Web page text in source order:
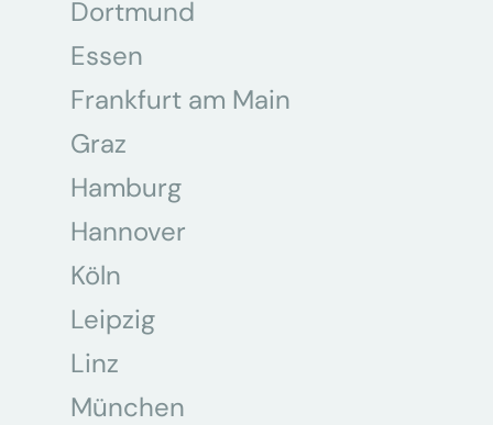
Dortmund
Essen
Frankfurt am Main
Graz
Hamburg
Hannover
Köln
Leipzig
Linz
München